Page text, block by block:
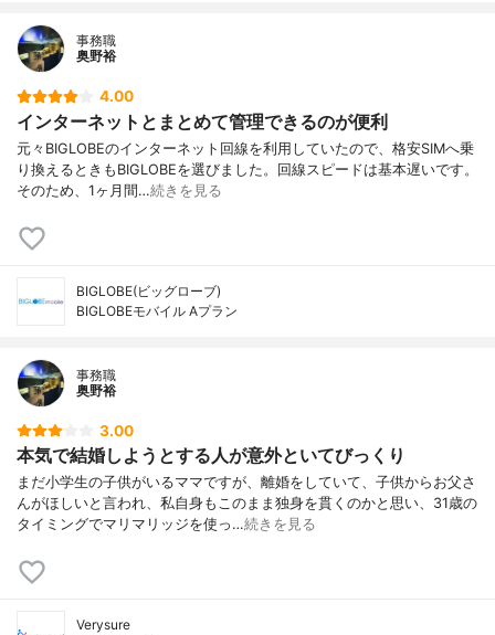
事務職
奥野裕
4.00
インターネットとまとめて管理できるのが便利
元々BIGLOBEのインターネット回線を利用していたので、格安SIMへ乗
り換えるときもBIGLOBEを選びました。回線スピードは基本遅いです。
そのため、1ヶ月間…続きを見る
BIGLOBE(ビッグローブ)
BIGLOBEモバイル Aプラン
事務職
奥野裕
3.00
本気で結婚しようとする人が意外といてびっくり
まだ小学生の子供がいるママですが、離婚をしていて、子供からお父さ
んがほしいと言われ、私自身もこのまま独身を貫くのかと思い、31歳の
タイミングでマリマリッジを使っ…続きを見る
Verysure